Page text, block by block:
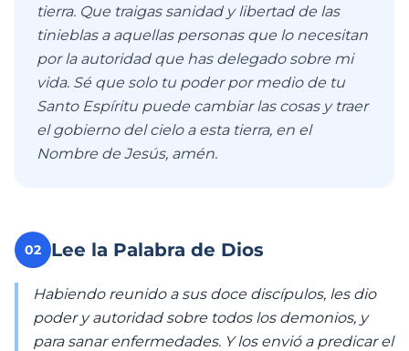
tierra. Que traigas sanidad y libertad de las
tinieblas a aquellas personas que lo necesitan
por la autoridad que has delegado sobre mi
vida. Sé que solo tu poder por medio de tu
Santo Espíritu puede cambiar las cosas y traer
el gobierno del cielo a esta tierra, en el
Nombre de Jesús, amén.
02 Lee la Palabra de Dios
Habiendo reunido a sus doce discípulos, les dio
poder y autoridad sobre todos los demonios, y
para sanar enfermedades. Y los envió a predicar el